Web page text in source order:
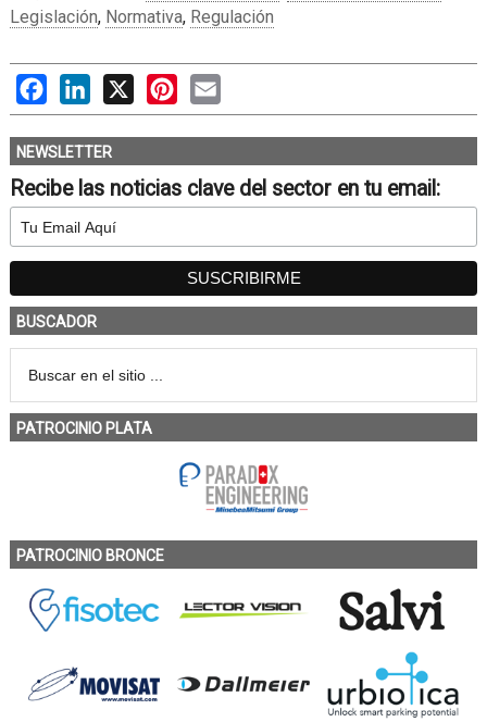
Legislación, Normativa, Regulación
FacebookLinkedIn
X PinterestEmail
NEWSLETTER
Recibe las noticias clave del sector en tu email:
BUSCADOR
PATROCINIO PLATA
PATROCINIO BRONCE